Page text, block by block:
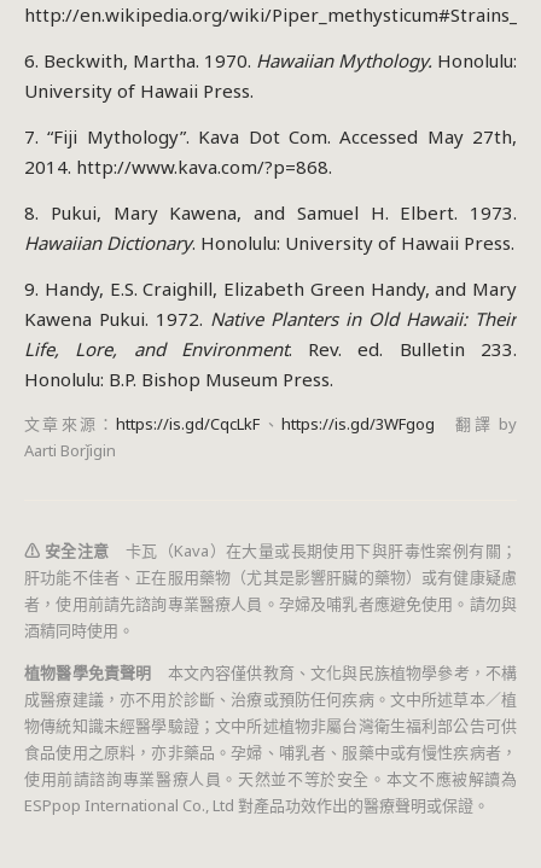
http://en.wikipedia.org/wiki/
6. Beckwith, Martha. 1970. Hawaiian Mythology. Honolulu:
University of Hawaii Press.
7. “Fiji Mythology”. Kava Dot Com. Accessed May 27th,
2014. http://www.kava.com/?p=868.
8. Pukui, Mary Kawena, and Samuel H. Elbert. 1973.
Hawaiian Dictionary. Honolulu: University of Hawaii Press.
9. Handy, E.S. Craighill, Elizabeth Green Handy, and Mary
Kawena Pukui. 1972. Native Planters in Old Hawaii: Their
Life, Lore, and Environment. Rev. ed. Bulletin 233.
Honolulu: B.P. Bishop Museum Press.
文章來源：https://is.gd/CqcLkF 、 https://is.gd/3WFgog 翻譯 by
Aarti Borǰigin
⚠ 安全注意 卡瓦（Kava）在大量或長期使用下與肝毒性案例有關；
肝功能不佳者、正在服用藥物（尤其是影響肝臟的藥物）或有健康疑慮
者，使用前請先諮詢專業醫療人員。孕婦及哺乳者應避免使用。請勿與
酒精同時使用。
植物醫學免責聲明 本文內容僅供教育、文化與民族植物學參考，不構
成醫療建議，亦不用於診斷、治療或預防任何疾病。文中所述草本／植
物傳統知識未經醫學驗證；文中所述植物非屬台灣衛生福利部公告可供
食品使用之原料，亦非藥品。孕婦、哺乳者、服藥中或有慢性疾病者，
使用前請諮詢專業醫療人員。天然並不等於安全。本文不應被解讀為
ESPpop International Co., Ltd 對產品功效作出的醫療聲明或保證。